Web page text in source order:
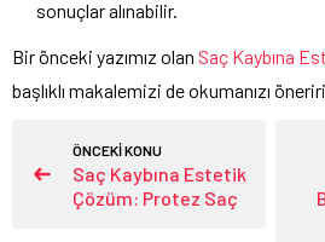
sonuçlar alınabilir.
Bir önceki yazımız olan Saç Kaybına
başlıklı makalemizi de okumanızı
ÖNCEKİ KONU
Saç Kaybına Estetik
Çözüm: Protez Saç